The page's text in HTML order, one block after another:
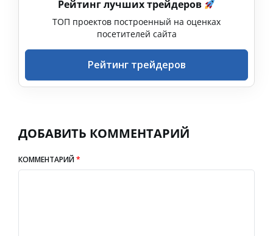
Рейтинг лучших трейдеров
ТОП проектов построенный на оценках
посетителей сайта
Рейтинг трейдеров
ДОБАВИТЬ КОММЕНТАРИЙ
КОММЕНТАРИЙ*